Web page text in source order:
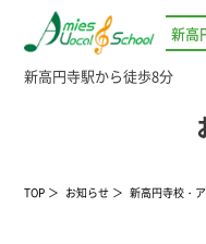
新高
新高円寺駅から徒歩8分
TOP お知らせ 新高円寺校・